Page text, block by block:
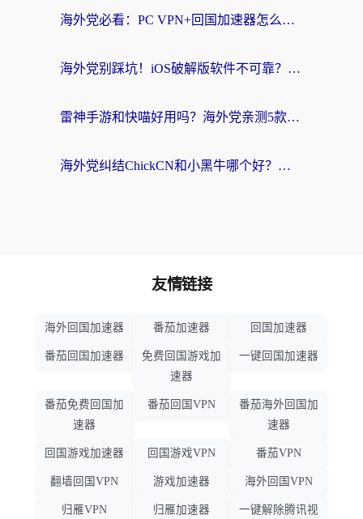
海外党必看：PC VPN+回国加速器怎么选？无缝访问国内资源全攻略
海外党别踩坑！iOS破解版软件不可靠？教你选对回国加速器无缝看国内资源
雷神手游和快喵好用吗？海外党亲测5款回国加速器，附斧牛Bling对比+微信视频号解决办法
海外党纠结ChickCN和小黑牛哪个好？一篇帮你选对回国加速器的实用指南
友情链接
海外回国加速器 番茄加速器 回国加速器
番茄回国加速器
免费回国游戏加
速器
一键回国加速器
番茄免费回国加
速器
番茄回国VPN
番茄海外回国加
速器
回国游戏加速器 回国游戏VPN 番茄VPN
翻墙回国VPN 游戏加速器 海外回国VPN
归雁VPN 归雁加速器
一键解除腾讯视